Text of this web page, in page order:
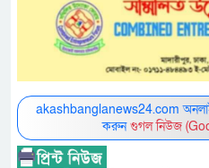
akashbanglanews24.com
করুনগুগল নিউজ